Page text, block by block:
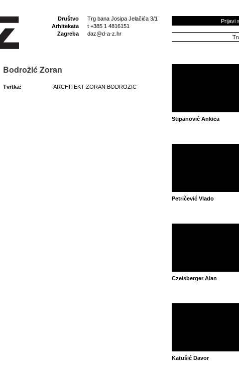
Društvo
Arhitekata
Zagreba
Trg bana Josipa Jelačića 3/1
t +385 1 4816151
daz@d-a-z.hr
Prijavi
Bodrožić Zoran
Tvrtka: ARCHITEKT ZORAN BODROZIC
Stipanović Ankica
Petričević Vlado
Czeisberger Alan
Katušić Davor